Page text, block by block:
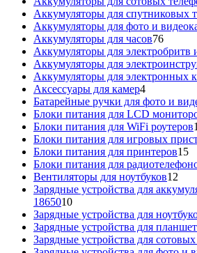
Аккумуляторы для спутниковых
Аккумуляторы для фото и
Аккумуляторы для часов7676
Аккумуляторы для электробритв
Аккумуляторы для
Аккумуляторы для электронных
Аксессуары для камер44
товара
Батарейные ручки для фото и
Блоки питания для LCD
Блоки питания для WiFi роутеров
Блоки питания для игровых
Блоки питания для принтеров1515
Блоки питания для
Вентиляторы для ноутбуков12
Зарядные устройства для
186501010
товаров
Зарядные устройства для
Зарядные устройства для
Зарядные устройства для